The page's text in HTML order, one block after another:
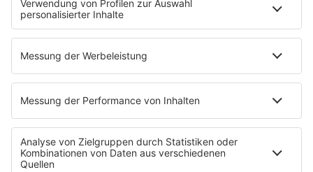
Presse & Downloads
Wetter
EMPFANG
Übersicht
bigFM App
radio.de
radioplayer.de
Partner